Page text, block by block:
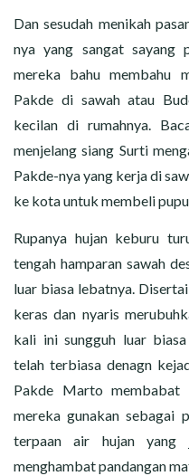
Dan sesudah menikah
nya yang sangat sayang
mereka bahu membahu
Pakde di sawah atau
kecilan di rumahnya.
menjelang siang Surti
Pakde-nya yang kerja di
ke kota untuk membeli
Rupanya hujan keburu
tengah hamparan sawah
luar biasa lebatnya.
keras dan nyaris
kali ini sungguh luar
telah terbiasa denagn
Pakde Marto membabat
mereka gunakan sebagai
terpaan air hujan yang
menghambat pandangan
CERITA ANAK TIRI
CERITA HOT MAMA
CERITA TANTE SEXY
CERITA ISTRI SELINGKUH